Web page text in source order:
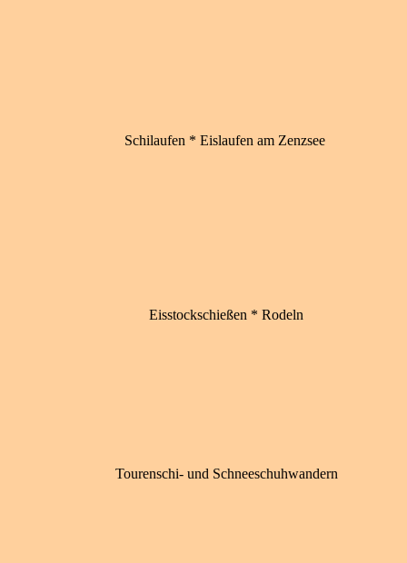
Schilaufen * Eislaufen am Zenzsee
Eisstockschießen * Rodeln
Tourenschi- und Schneeschuhwandern